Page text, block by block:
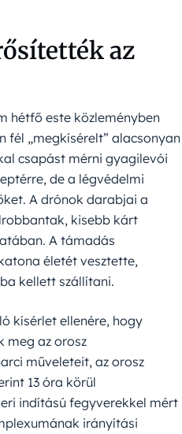
az
hétfő este közleményben
fél „megkísérelt” alacsonyan
csapást mérni gyagilevói
de a légvédelmi
A drónok darabjai a
kisebb kárt
A támadás
életét vesztette,
kellett szállítani.
kísérlet ellenére, hogy
meg az orosz
műveleteit, az orosz
13 óra körül
indítású fegyverekkel mért
irányítási